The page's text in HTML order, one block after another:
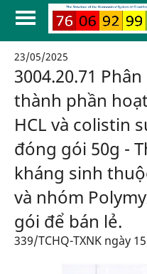
23/05/2025
3004.20.71
thành phần
HCL và colistin
đóng gói 50g -
kháng sinh
và nhóm
gói để bán lẻ.
339/TCHQ-TXNK ngày